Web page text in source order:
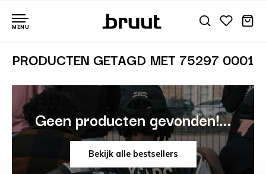
MENU
PRODUCTEN GETAGD MET 75297 0001
Geen producten gevonden!...
Bekijk alle bestsellers